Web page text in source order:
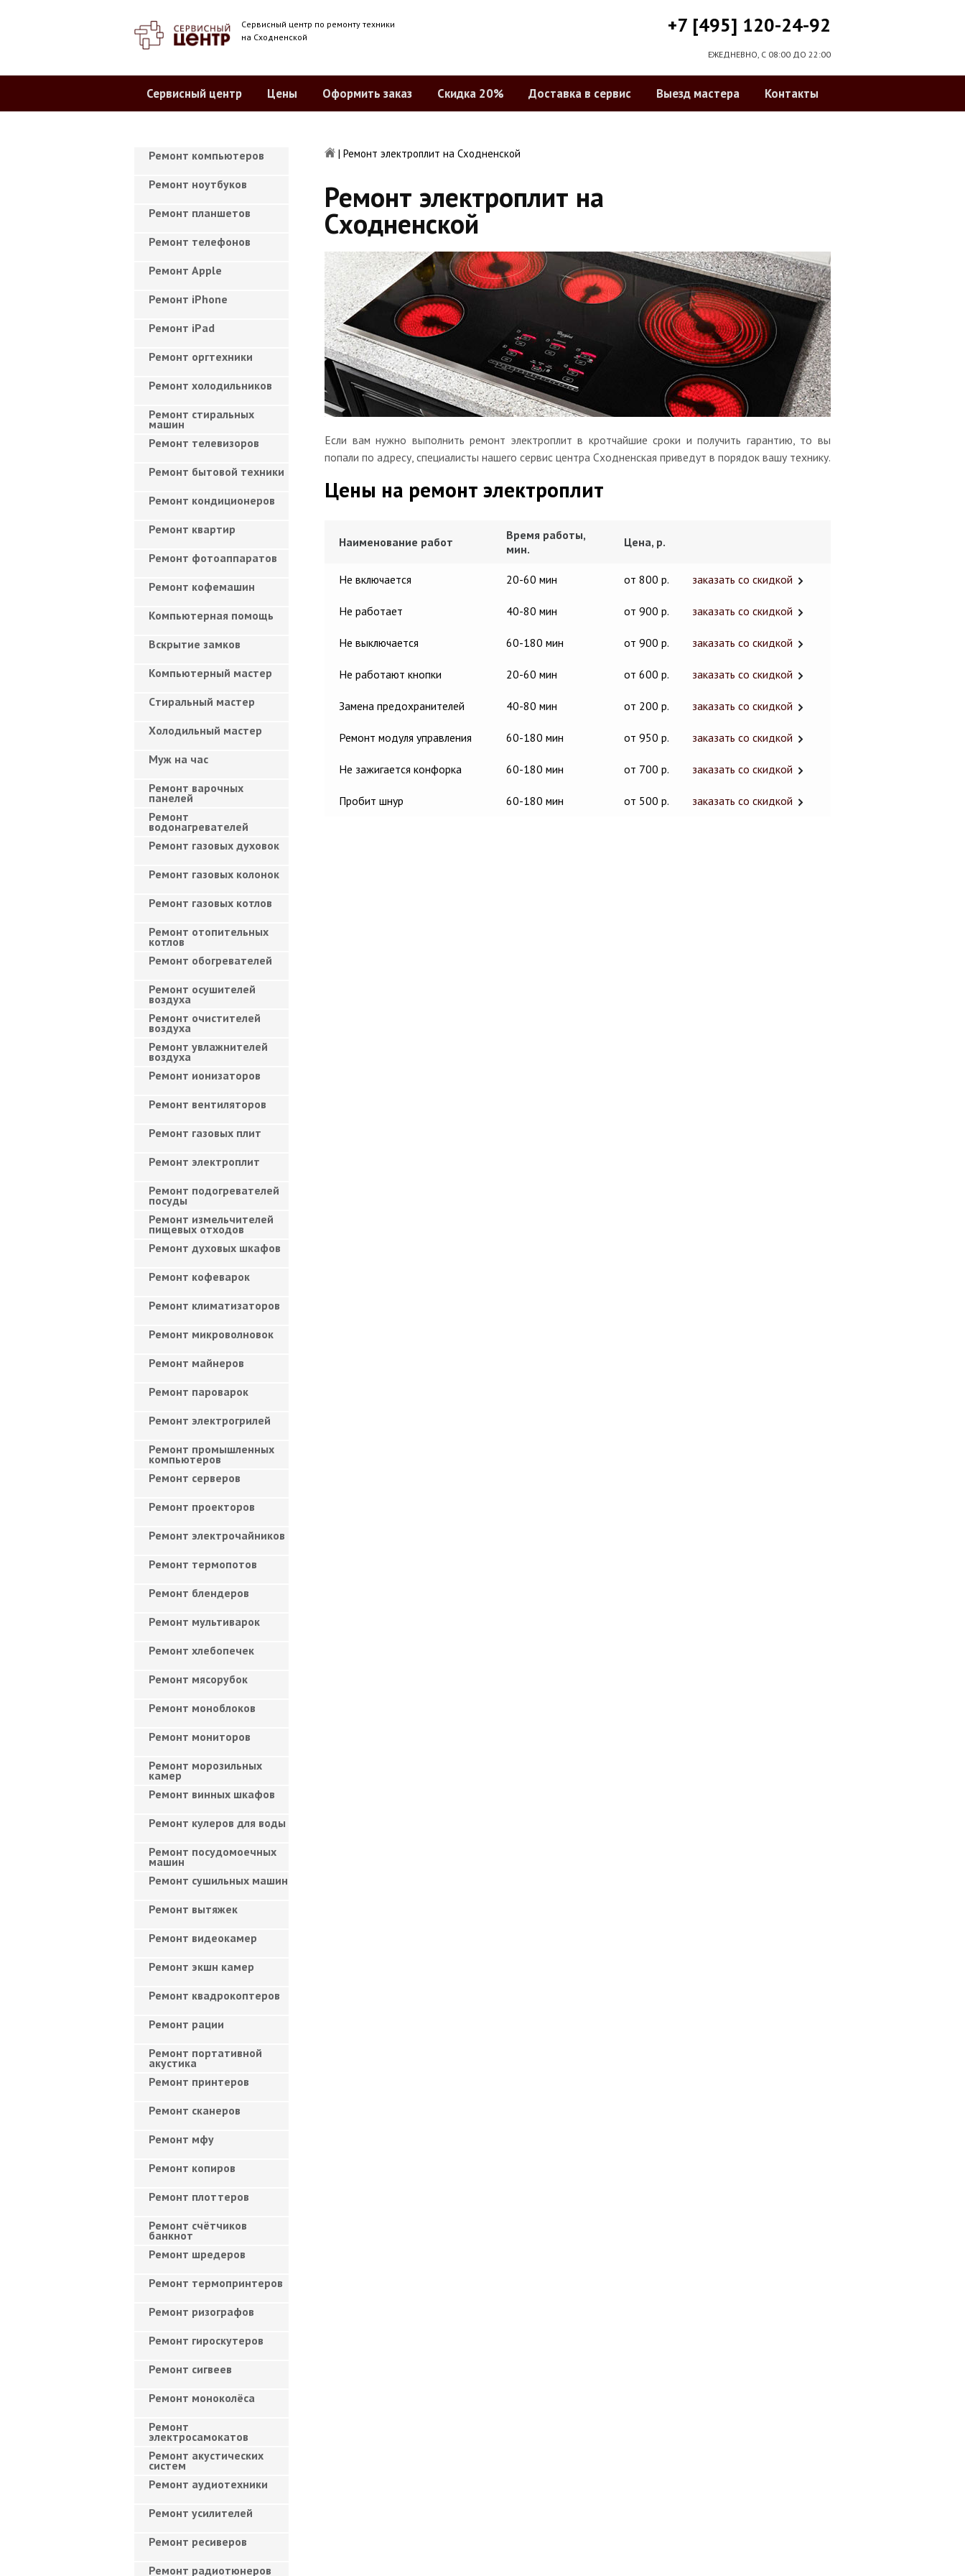
Сервисный центр по ремонту техники
на Сходненской
+7 [495] 120-24-92
ЕЖЕДНЕВНО, С 08:00 ДО 22:00
Сервисный центр Цены Оформить заказ Скидка 20% Доставка в сервис Выезд мастера Контакты
| Ремонт электроплит на Сходненской
Ремонт электроплит на
Сходненской
Если вам нужно выполнить ремонт электроплит в кротчайшие сроки и получить гарантию, то вы
попали по адресу, специалисты нашего сервис центра Сходненская приведут в порядок вашу технику.
Цены на ремонт электроплит
Наименование работ
Время работы,
мин.
Цена, р.
Не включается 20-60 мин от 800 р. заказать со скидкой
Не работает 40-80 мин от 900 р. заказать со скидкой
Не выключается 60-180 мин от 900 р. заказать со скидкой
Не работают кнопки 20-60 мин от 600 р. заказать со скидкой
Замена предохранителей 40-80 мин от 200 р. заказать со скидкой
Ремонт модуля управления 60-180 мин от 950 р. заказать со скидкой
Не зажигается конфорка 60-180 мин от 700 р. заказать со скидкой
Пробит шнур 60-180 мин от 500 р. заказать со скидкой
Ремонт компьютеров
Ремонт ноутбуков
Ремонт планшетов
Ремонт телефонов
Ремонт Apple
Ремонт iPhone
Ремонт iPad
Ремонт оргтехники
Ремонт холодильников
Ремонт стиральных
машин
Ремонт телевизоров
Ремонт бытовой техники
Ремонт кондиционеров
Ремонт квартир
Ремонт фотоаппаратов
Ремонт кофемашин
Компьютерная помощь
Вскрытие замков
Компьютерный мастер
Cтиральный мастер
Холодильный мастер
Муж на час
Ремонт варочных
панелей
Ремонт
водонагревателей
Ремонт газовых духовок
Ремонт газовых колонок
Ремонт газовых котлов
Ремонт отопительных
котлов
Ремонт обогревателей
Ремонт осушителей
воздуха
Ремонт очистителей
воздуха
Ремонт увлажнителей
воздуха
Ремонт ионизаторов
Ремонт вентиляторов
Ремонт газовых плит
Ремонт электроплит
Ремонт подогревателей
посуды
Ремонт измельчителей
пищевых отходов
Ремонт духовых шкафов
Ремонт кофеварок
Ремонт климатизаторов
Ремонт микроволновок
Ремонт майнеров
Ремонт пароварок
Ремонт электрогрилей
Ремонт промышленных
компьютеров
Ремонт серверов
Ремонт проекторов
Ремонт электрочайников
Ремонт термопотов
Ремонт блендеров
Ремонт мультиварок
Ремонт хлебопечек
Ремонт мясорубок
Ремонт моноблоков
Ремонт мониторов
Ремонт морозильных
камер
Ремонт винных шкафов
Ремонт кулеров для воды
Ремонт посудомоечных
машин
Ремонт сушильных машин
Ремонт вытяжек
Ремонт видеокамер
Ремонт экшн камер
Ремонт квадрокоптеров
Ремонт рации
Ремонт портативной
акустика
Ремонт принтеров
Ремонт сканеров
Ремонт мфу
Ремонт копиров
Ремонт плоттеров
Ремонт счётчиков
банкнот
Ремонт шредеров
Ремонт термопринтеров
Ремонт ризографов
Ремонт гироскутеров
Ремонт сигвеев
Ремонт моноколёса
Ремонт
электросамокатов
Ремонт акустических
систем
Ремонт аудиотехники
Ремонт усилителей
Ремонт ресиверов
Ремонт радиотюнеров